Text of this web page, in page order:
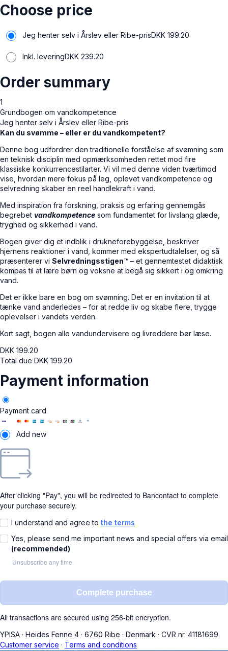
Choose price
Jeg henter selv i Årslev eller Ribe-prisDKK 199.20
Inkl. leveringDKK 239.20
Order summary
1
Grundbogen om vandkompetence
Jeg henter selv i Årslev eller Ribe-pris
Kan du svømme – eller er du vandkompetent?
Denne bog udfordrer den traditionelle forståelse af svømning som
en teknisk disciplin med opmærksomheden rettet mod fire
klassiske konkurrencestilarter. Vi vil med denne viden tværtimod
vise, hvordan mere fokus på leg, oplevet vandkompetence og
selvredning skaber en reel handlekraft i vand.
Med inspiration fra forskning, praksis og erfaring gennemgås
begrebet vandkompetence som fundamentet for livslang glæde,
tryghed og sikkerhed i vand.
Bogen giver dig et indblik i drukneforebyggelse, beskriver
hjernens reaktioner i vand, kommer med ekspertudtalelser, og så
præsenterer vi Selvredningsstigen™ – et gennemtestet didaktisk
kompas til at lære børn og voksne at begå sig sikkert i og omkring
vand.
Det er ikke bare en bog om svømning. Det er en invitation til at
tænke vand anderledes – for at redde liv og skabe flere, trygge
oplevelser i vandets verden.
Kort sagt, bogen alle vandundervisere og livreddere bør læse.
DKK 199.20
Total due DKK 199.20
Payment information
Payment card
Add new
After clicking "Pay", you will be redirected to Bancontact to complete
your purchase securely.
I understand and agree to the terms
Yes, please send me important news and special offers via email
(recommended)
Unsubscribe any time.
Complete purchase
All transactions are secured using 256-bit encryption.
YPISA · Heides Fenne 4 · 6760 Ribe · Denmark · CVR nr. 41181699
Customer service · Terms and conditions